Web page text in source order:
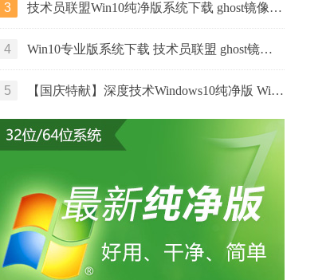
3 技术员联盟Win10纯净版系统下载 ghost镜像 ISO v2022.07 下载
4 Win10专业版系统下载 技术员联盟 ghost镜像 ISO v2022.07 下载
5 【国庆特献】深度技术Windows10纯净版 Win10 GHOST镜像64位系统下载